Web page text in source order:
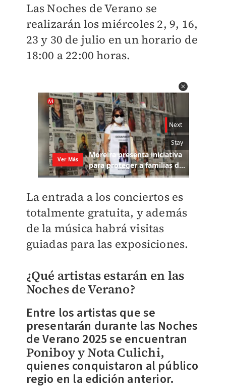
Las Noches de Verano se
realizarán los miércoles 2, 9, 16,
23 y 30 de julio en un horario de
18:00 a 22:00 horas.
La entrada a los conciertos es
totalmente gratuita, y además
de la música habrá visitas
guiadas para las exposiciones.
¿Qué artistas estarán en las
Noches de Verano?
Entre los artistas que se
presentarán durante las Noches
de Verano 2025 se encuentran
Poniboy y Nota Culichi,
quienes conquistaron al público
regio en la edición anterior.